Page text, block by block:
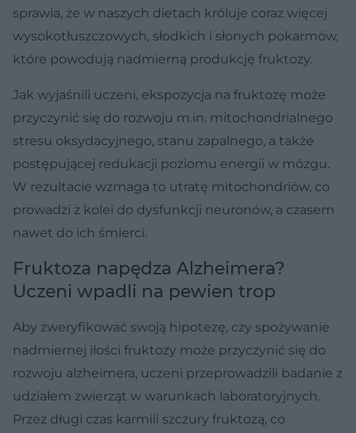
sprawia, że w naszych dietach króluje coraz więcej
wysokotłuszczowych, słodkich i słonych pokarmów,
które powodują nadmierną produkcję fruktozy.
Jak wyjaśnili uczeni, ekspozycja na fruktozę może
przyczynić się do rozwoju m.in. mitochondrialnego
stresu oksydacyjnego, stanu zapalnego, a także
postępującej redukacji poziomu energii w mózgu.
W rezultacie wzmaga to utratę mitochondriów, co
prowadzi z kolei do dysfunkcji neuronów, a czasem
nawet do ich śmierci.
Fruktoza napędza Alzheimera?
Uczeni wpadli na pewien trop
Aby zweryfikować swoją hipotezę, czy spożywanie
nadmiernej ilości fruktozy może przyczynić się do
rozwoju alzheimera, uczeni przeprowadzili badanie z
udziałem zwierząt w warunkach laboratoryjnych.
Przez długi czas karmili szczury fruktozą, co